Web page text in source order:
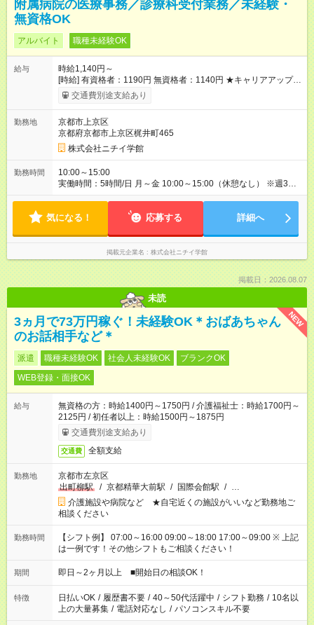
附属病院の医療事務／診療科受付業務／未経験・
無資格OK
アルバイト 職種未経験OK
給与
時給1,140円～
[時給] 有資格者：1190円 無資格者：1140円 ★キャリアアップ制
度あり 進級により給与がアップします！ 【試用期間】試用期間
あり 試用期間の長さ：3ヶ月 雇用形態、給与は本採用時と同じ
交通費別途支給あり
勤務地
京都市上京区
京都府京都市上京区梶井町465
株式会社ニチイ学館
勤務時間
10:00～15:00
実働時間：5時間/日 月～金 10:00～15:00（休憩なし） ※週3日
～勤務 ※シフト制
気になる！ 応募する 詳細へ
掲載元企業名 株式会社ニチイ学館
掲載日：2026.08.07
未読
NEW
3ヵ月で73万円稼ぐ！未経験OK＊おばあちゃん
のお話相手など＊
派遣 職種未経験OK 社会人未経験OK
ブランクOK
WEB登録・面接OK
給与
無資格の方：時給1400円～1750円 / 介護福祉士：時給1700円～
2125円 / 初任者以上：時給1500円～1875円
交通費別途支給あり
交通費 全額支給
勤務地
京都市左京区
出町柳駅
/ 京都精華大前駅 / 国際会館駅 / …
介護施設や病院など ★自宅近くの施設がいいなど勤務地ご
相談ください
勤務時間
【シフト例】 07:00～16:00 09:00～18:00 17:00～09:00 ※ 上記
は一例です！その他シフトもご相談ください！
期間 即日～2ヶ月以上 ■開始日の相談OK！
特徴 日払いOK / 履歴書不要 / 40～50代活躍中 / シフト勤務 / 10名以
上の大量募集 / 電話対応なし / パソコンスキル不要